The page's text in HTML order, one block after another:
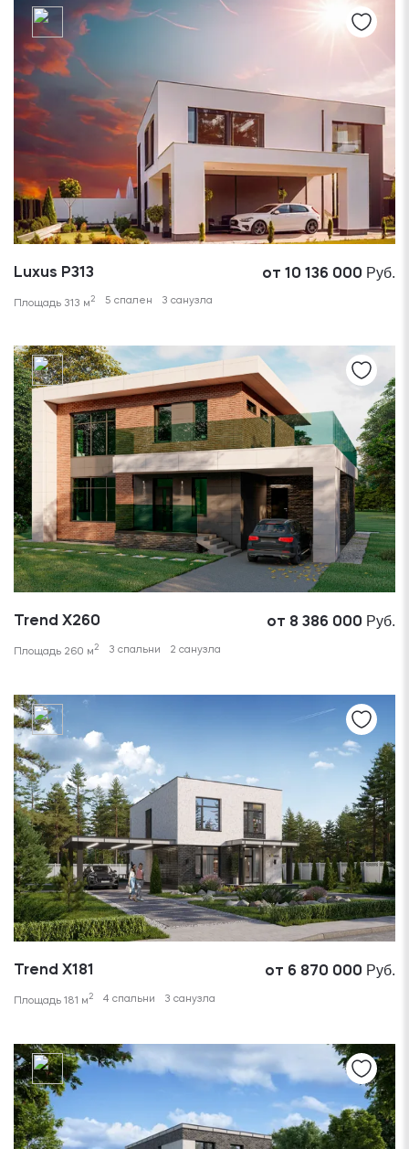
Luxus P313 от 10 136 000 Руб.
Площадь 313 м2 5 спален 3 санузла
Trend X260 от 8 386 000 Руб.
Площадь 260 м2 3 спальни 2 санузла
Trend X181 от 6 870 000 Руб.
Площадь 181 м2 4 спальни 3 санузла